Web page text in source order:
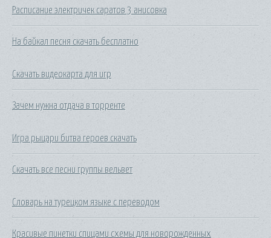
Расписание электричек саратов 3 анисовка
На байкал песня скачать бесплатно
Скачать видеокарта для игр
Зачем нужна отдача в торренте
Игра рыцари битва героев скачать
Скачать все песни группы вельвет
Словарь на турецком языке с переводом
Красивые пинетки спицами схемы для новорожденных